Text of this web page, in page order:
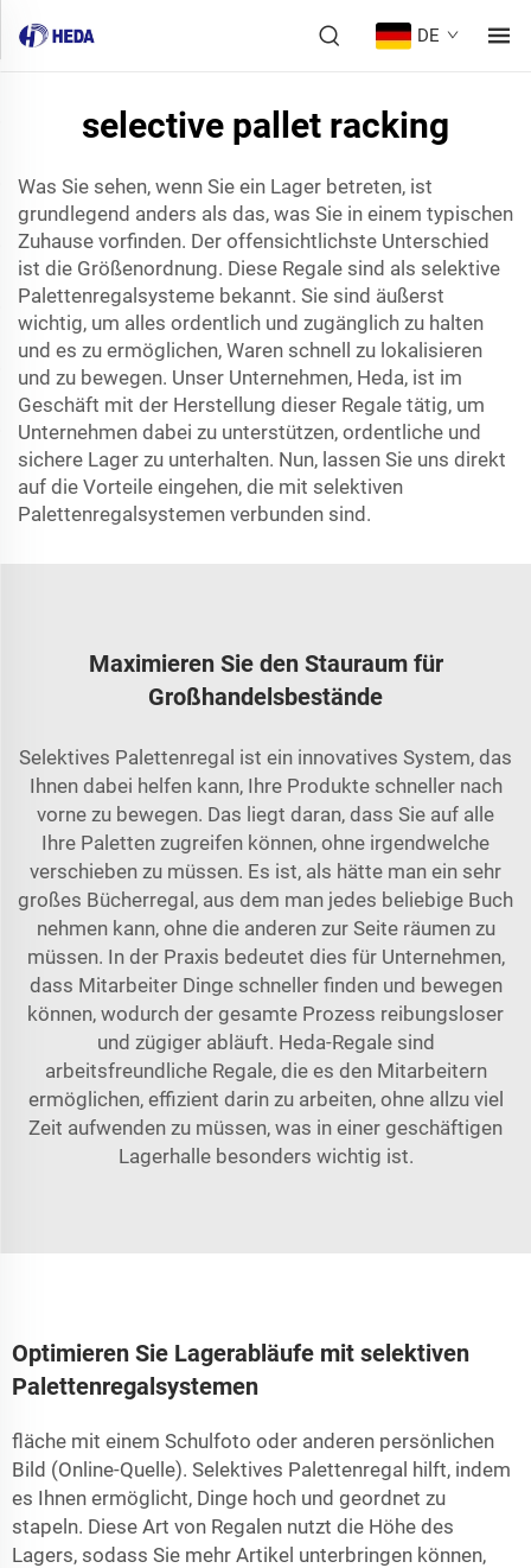
DE
selective pallet racking
Was Sie sehen, wenn Sie ein Lager betreten, ist
grundlegend anders als das, was Sie in einem typischen
Zuhause vorfinden. Der offensichtlichste Unterschied
ist die Größenordnung. Diese Regale sind als selektive
Palettenregalsysteme bekannt. Sie sind äußerst
wichtig, um alles ordentlich und zugänglich zu halten
und es zu ermöglichen, Waren schnell zu lokalisieren
und zu bewegen. Unser Unternehmen, Heda, ist im
Geschäft mit der Herstellung dieser Regale tätig, um
Unternehmen dabei zu unterstützen, ordentliche und
sichere Lager zu unterhalten. Nun, lassen Sie uns direkt
auf die Vorteile eingehen, die mit selektiven
Palettenregalsystemen verbunden sind.
Maximieren Sie den Stauraum für
Großhandelsbestände
Selektives Palettenregal ist ein innovatives System, das
Ihnen dabei helfen kann, Ihre Produkte schneller nach
vorne zu bewegen. Das liegt daran, dass Sie auf alle
Ihre Paletten zugreifen können, ohne irgendwelche
verschieben zu müssen. Es ist, als hätte man ein sehr
großes Bücherregal, aus dem man jedes beliebige Buch
nehmen kann, ohne die anderen zur Seite räumen zu
müssen. In der Praxis bedeutet dies für Unternehmen,
dass Mitarbeiter Dinge schneller finden und bewegen
können, wodurch der gesamte Prozess reibungsloser
und zügiger abläuft. Heda-Regale sind
arbeitsfreundliche Regale, die es den Mitarbeitern
ermöglichen, effizient darin zu arbeiten, ohne allzu viel
Zeit aufwenden zu müssen, was in einer geschäftigen
Lagerhalle besonders wichtig ist.
Optimieren Sie Lagerabläufe mit selektiven
Palettenregalsystemen
fläche mit einem Schulfoto oder anderen persönlichen
Bild (Online-Quelle). Selektives Palettenregal hilft, indem
es Ihnen ermöglicht, Dinge hoch und geordnet zu
stapeln. Diese Art von Regalen nutzt die Höhe des
Lagers, sodass Sie mehr Artikel unterbringen können,